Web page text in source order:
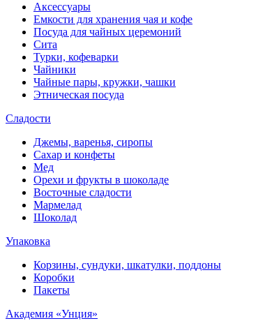
Аксессуары
Емкости для хранения чая и кофе
Посуда для чайных церемоний
Сита
Турки, кофеварки
Чайники
Чайные пары, кружки, чашки
Этническая посуда
Сладости
Джемы, варенья, сиропы
Сахар и конфеты
Мед
Орехи и фрукты в шоколаде
Восточные сладости
Мармелад
Шоколад
Упаковка
Корзины, сундуки, шкатулки, поддоны
Коробки
Пакеты
Академия «Унция»